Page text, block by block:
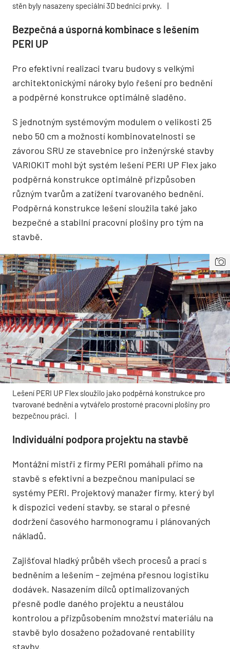
stěn byly nasazeny speciální 3D bednicí prvky.
|
Bezpečná a úsporná kombinace s lešením
PERI UP
Pro efektivní realizaci tvaru budovy s velkými
architektonickými nároky bylo řešení pro bednění
a podpěrné konstrukce optimálně sladěno.
S jednotným systémovým modulem o velikosti 25
nebo 50 cm a možností kombinovatelnosti se
závorou SRU ze stavebnice pro inženýrské stavby
VARIOKIT mohl být systém lešení PERI UP Flex jako
podpěrná konstrukce optimálně přizpůsoben
různým tvarům a zatížení tvarovaného bednění.
Podpěrná konstrukce lešení sloužila také jako
bezpečné a stabilní pracovní plošiny pro tým na
stavbě.
Lešení PERI UP Flex sloužilo jako podpěrná konstrukce pro
tvarované bednění a vytvářelo prostorné pracovní plošiny pro
bezpečnou práci.
|
Individuální podpora projektu na stavbě
Montážní mistři z firmy PERI pomáhali přímo na
stavbě s efektivní a bezpečnou manipulací se
systémy PERI. Projektový manažer firmy, který byl
k dispozici vedení stavby, se staral o přesné
dodržení časového harmonogramu i plánovaných
nákladů.
Zajišťoval hladký průběh všech procesů a prací s
bedněním a lešením – zejména přesnou logistiku
dodávek. Nasazením dílců optimalizovaných
přesně podle daného projektu a neustálou
kontrolou a přizpůsobením množství materiálu na
stavbě bylo dosaženo požadované rentability
stavby.